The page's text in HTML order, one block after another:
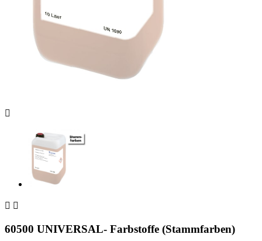

 
60500 UNIVERSAL- Farbstoffe (Stammfarben)